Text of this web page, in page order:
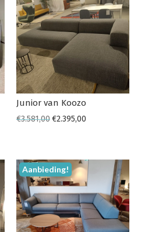
Junior van Koozo
€3.581,00€2.395,00
Aanbieding!